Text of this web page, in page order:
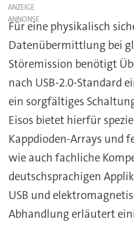
ANZEIGE
Für eine physikalisch
Datenübermittlung bei
Störemission benötigt
nach USB-2.0-Standard
ein sorgfältiges
Eisos bietet hierfür
Kappdioden-Arrays und
wie auch fachliche
deutschsprachigen
USB und
Abhandlung erläutert